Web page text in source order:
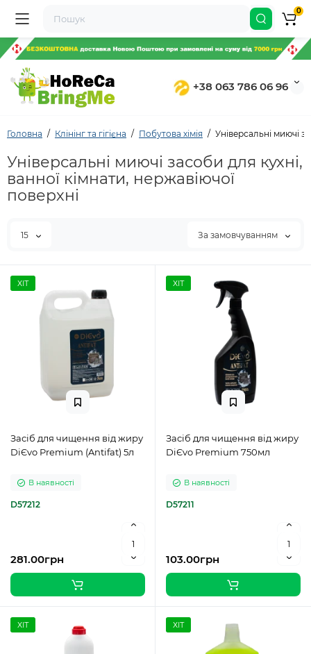
+38 063 786 06 96
0
Головна Клінінг та гігієна Побутова хімія Універсальні миючі
Універсальні миючі засоби для кухні,
ванної кімнати, нержавіючої
поверхні
15 За замовчуванням
ХІТ
Засіб для чищення від жиру
DiЄvo Premium (Antifat) 5л
В наявності
D57212
281.00грн
ХІТ
Засіб для чищення від жиру
DiЄvo Premium 750мл
В наявності
D57211
103.00грн
ХІТ ХІТ